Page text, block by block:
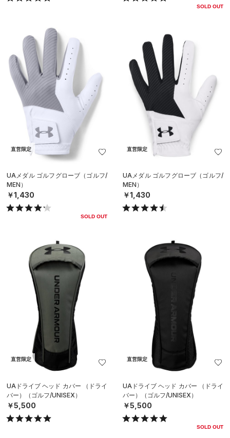
SOLD OUT
直営限定
UAメダル ゴルフグローブ（ゴルフ/
MEN）
￥1,430
SOLD OUT
直営限定
UAメダル ゴルフグローブ（ゴルフ/
MEN）
￥1,430
直営限定
UAドライブ ヘッド カバー （ドライ
バー）（ゴルフ/UNISEX）
￥5,500
直営限定
UAドライブ ヘッド カバー （ドライ
バー）（ゴルフ/UNISEX）
￥5,500
SOLD OUT